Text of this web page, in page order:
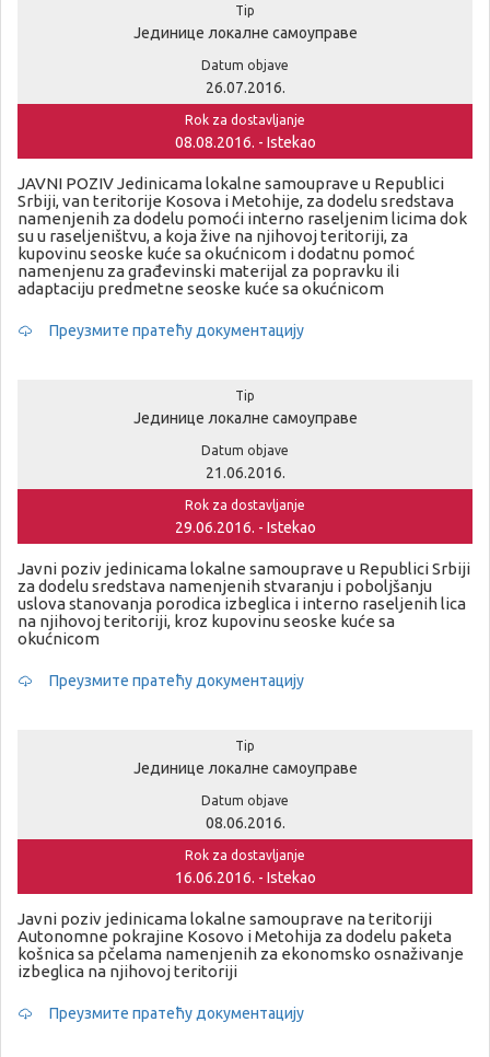
Tip
Јединице локалне самоуправе
Datum objave
26.07.2016.
Rok za dostavljanje
08.08.2016. - Istekao
JAVNI POZIV Jedinicama lokalne samouprave u Republici
Srbiji, van teritorije Kosova i Metohije, za dodelu sredstava
namenjenih za dodelu pomoći interno raseljenim licima dok
su u raseljeništvu, a koja žive na njihovoj teritoriji, za
kupovinu seoske kuće sa okućnicom i dodatnu pomoć
namenjenu za građevinski materijal za popravku ili
adaptaciju predmetne seoske kuće sa okućnicom
Преузмите пратећу документацију
Tip
Јединице локалне самоуправе
Datum objave
21.06.2016.
Rok za dostavljanje
29.06.2016. - Istekao
Javni poziv jedinicama lokalne samouprave u Republici Srbiji
za dodelu sredstava namenjenih stvaranju i poboljšanju
uslova stanovanja porodica izbeglica i interno raseljenih lica
na njihovoj teritoriji, kroz kupovinu seoske kuće sa
okućnicom
Преузмите пратећу документацију
Tip
Јединице локалне самоуправе
Datum objave
08.06.2016.
Rok za dostavljanje
16.06.2016. - Istekao
Javni poziv jedinicama lokalne samouprave na teritoriji
Autonomne pokrajine Kosovo i Metohija za dodelu paketa
košnica sa pčelama namenjenih za ekonomsko osnaživanje
izbeglica na njihovoj teritoriji
Преузмите пратећу документацију